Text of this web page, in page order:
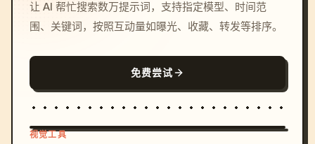
让 AI 帮忙搜索数万提示词，支持指定模型、时间范
围、关键词，按照互动量如曝光、收藏、转发等排序。
免费尝试
视觉工具